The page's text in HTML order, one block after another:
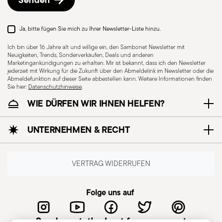
Vorgehensweise.
Ja, bitte fügen Sie mich zu Ihrer Newsletter-Liste hinzu.
Ich bin über 16 Jahre alt und willige ein, den Sambonet Newsletter mit
Neuigkeiten, Trends, Sonderverkäufen, Deals und anderen
Marketingankündigungen zu erhalten. Mir ist bekannt, dass ich den Newsletter
jederzeit mit Wirkung für die Zukunft über den Abmeldelink im Newsletter oder die
Abmeldefunktion auf dieser Seite abbestellen kann. Weitere Informationen finden
Sie hier: Datenschutzhinweise.
WIE DÜRFEN WIR IHNEN HELFEN?
UNTERNEHMEN & RECHT
VERTRAG WIDERRUFEN
Folge uns auf